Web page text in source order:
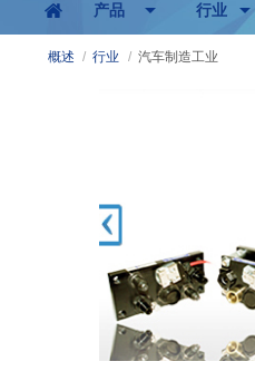
产品 行业
概述 / 行业 / 汽车制造工业